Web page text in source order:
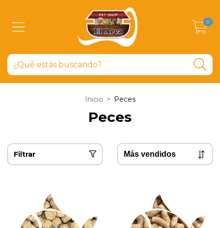
0
Inicio > Peces
Peces
Filtrar